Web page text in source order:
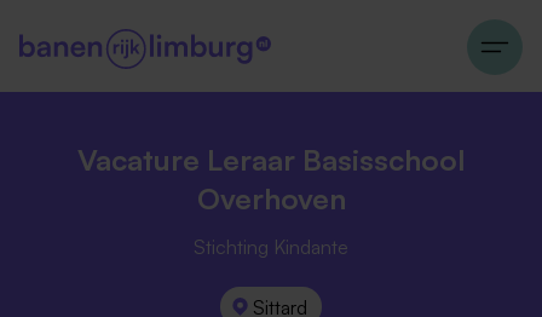
Vacature Leraar Basisschool
Overhoven
Stichting Kindante
Sittard